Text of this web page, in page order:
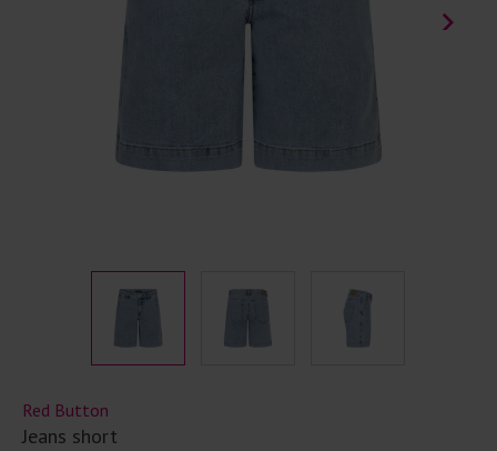
Red Button
Jeans short